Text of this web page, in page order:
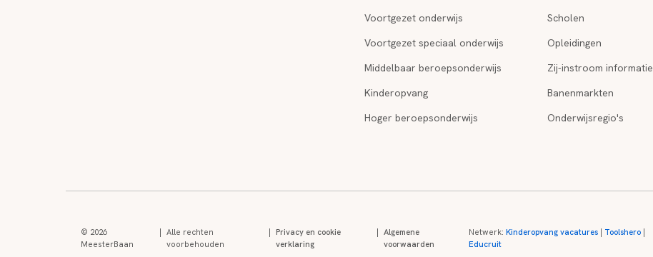
Voortgezet onderwijs
Voortgezet speciaal onderwijs
Middelbaar beroepsonderwijs
Kinderopvang
Hoger beroepsonderwijs
Scholen
Opleidingen
Zij-instroom informatie
Banenmarkten
Onderwijsregio's
© 2026
MeesterBaan
Alle rechten
voorbehouden
Privacy en cookie
verklaring
Algemene
voorwaarden
Netwerk: Kinderopvang vacatures| Toolshero|
Educruit